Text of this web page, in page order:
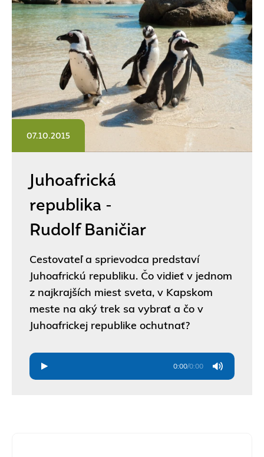
Juhoafrická
republika -
Rudolf Baničiar
Cestovateľ a sprievodca predstaví
Juhoafrickú republiku. Čo vidieť v jednom
z najkrajších miest sveta, v Kapskom
meste na aký trek sa vybrať a čo v
Juhoafrickej republike ochutnať?
0:00/0:00
07.10.2015